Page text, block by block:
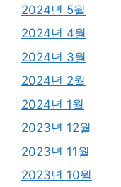
2024년 5월
2024년 4월
2024년 3월
2024년 2월
2024년 1월
2023년 12월
2023년 11월
2023년 10월